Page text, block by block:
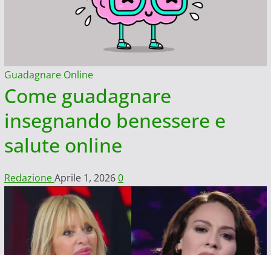
Guadagnare Online
Come guadagnare
insegnando benessere e
salute online
RedazioneAprile 1, 20260